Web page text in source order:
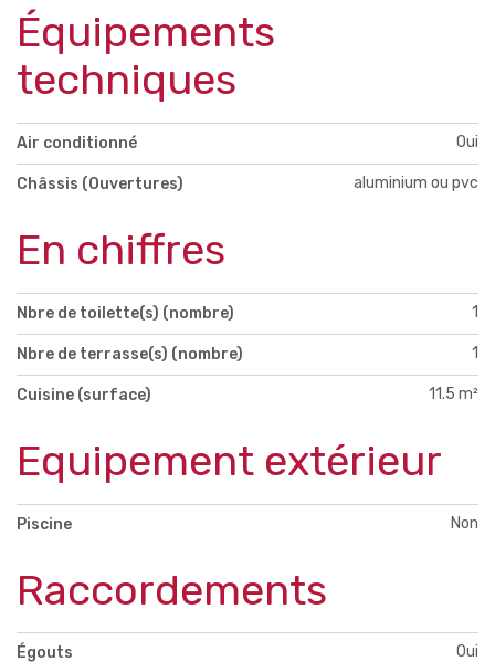
Équipements
techniques
Air conditionné Oui
Châssis (Ouvertures) aluminium ou pvc
En chiffres
Nbre de toilette(s) (nombre) 1
Nbre de terrasse(s) (nombre) 1
Cuisine (surface) 11.5 m²
Equipement extérieur
Piscine Non
Raccordements
Égouts Oui